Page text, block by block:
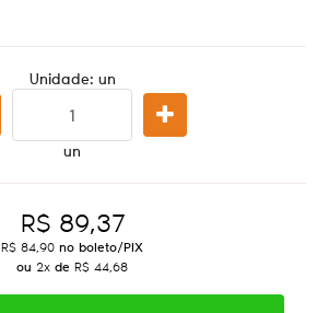
Unidade: un
un
R$ 89,37
R$ 84,90 no boleto/PIX
ou 2x de R$ 44,68